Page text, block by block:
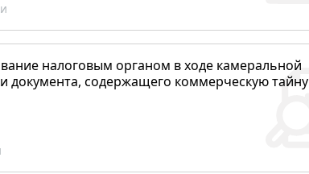
налоговым органом в ходе камеральной
документа, содержащего коммерческую тайну